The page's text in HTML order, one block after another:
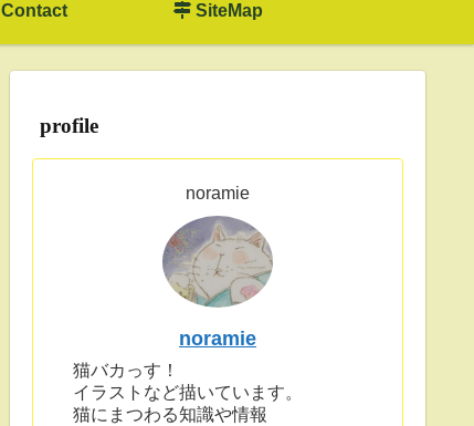
Contact SiteMap
profile
noramie
noramie
猫バカっす！
イラストなど描いています。
猫にまつわる知識や情報